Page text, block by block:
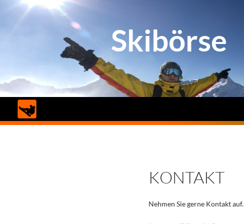
Skibörse
Suchen
KONTAKT
Nehmen Sie gerne Kontakt auf.